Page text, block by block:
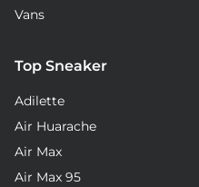
Vans
Top Sneaker
Adilette
Air Huarache
Air Max
Air Max 95